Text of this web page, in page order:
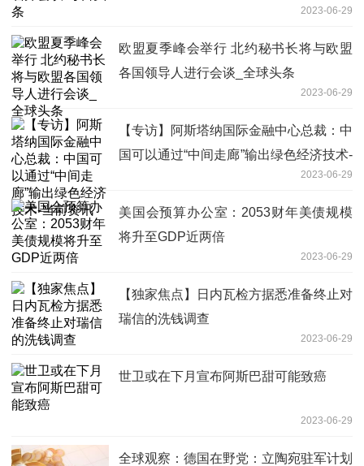
2023-06-29
欧盟夏季峰会举行 北约秘书长将与欧盟
各国领导人进行会谈_全球头条
2023-06-29
【专访】阿斯塔纳国际金融中心总裁：中
国可以通过“中间走廊”输出绿色经济技术-
2023-06-29
美国会预算办公室：2053财年美债规模
将升至GDP近两倍
2023-06-29
【独家焦点】日内瓦检方据悉准备终止对
瑞信的洗钱调查
2023-06-29
世卫或在下月宣布阿斯巴甜可能致癌
2023-06-29
全球观察：德国在野党：立陶宛驻军计划